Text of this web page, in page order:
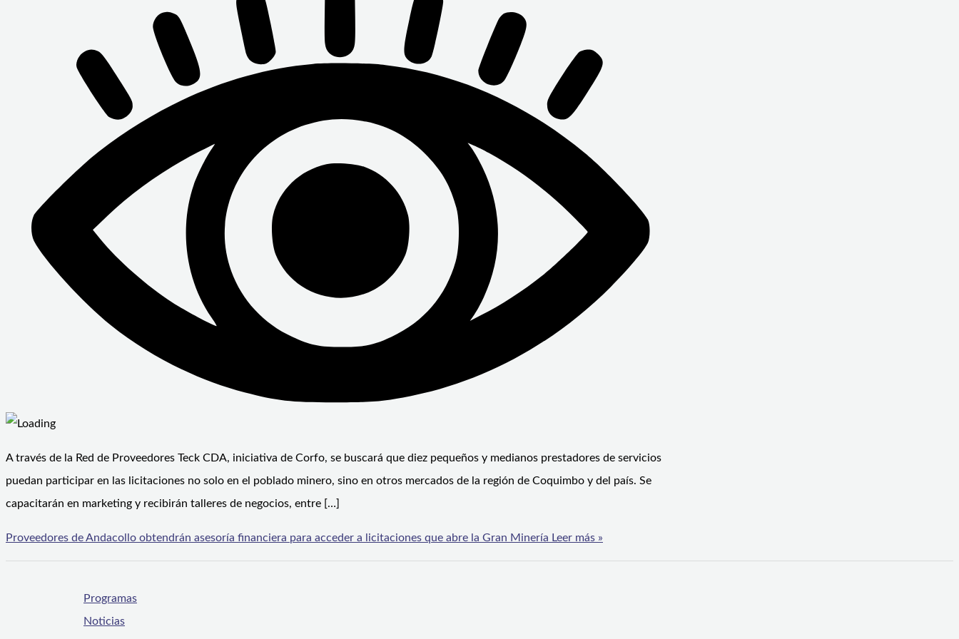
A través de la Red de Proveedores Teck CDA, iniciativa de Corfo, se buscará que diez pequeños y medianos prestadores de servicios
puedan participar en las licitaciones no solo en el poblado minero, sino en otros mercados de la región de Coquimbo y del país. Se
capacitarán en marketing y recibirán talleres de negocios, entre […]
Proveedores de Andacollo obtendrán asesoría financiera para acceder a licitaciones que abre la Gran Minería Leer más »
Programas
Noticias